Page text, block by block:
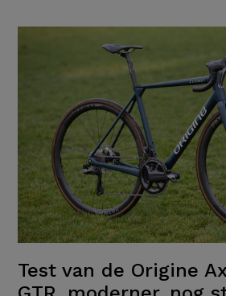
Test van de Origine